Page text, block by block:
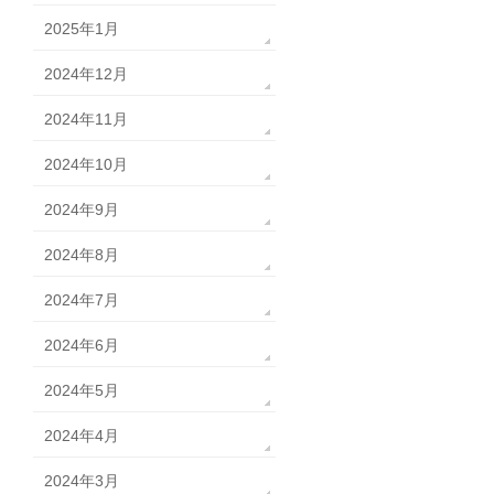
2025年1月
2024年12月
2024年11月
2024年10月
2024年9月
2024年8月
2024年7月
2024年6月
2024年5月
2024年4月
2024年3月